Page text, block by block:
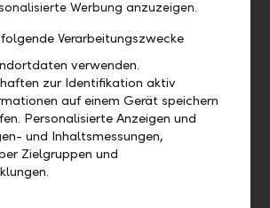
in Liechtenstein, in der Schweiz, in
in Dubai und in Abu Dhabi
2025 lag das Geschäftsvolumen
CHF 125.9 Mia.
August 2026, Veröffentlichung
2026
2027, 35. ordentliche
Werbung anzuzeigen.
Verarbeitungszwecke
verwenden.
zur Identifikation aktiv
auf einem Gerät speichern
Personalisierte Anzeigen und
und Inhaltsmessungen,
Zielgruppen und